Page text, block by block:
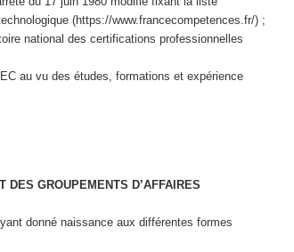
(https://www.francecompetences.fr/) ;
national des certifications professionnelles
au vu des études, formations et expérience
GROUPEMENTS D’AFFAIRES
donné naissance aux différentes formes